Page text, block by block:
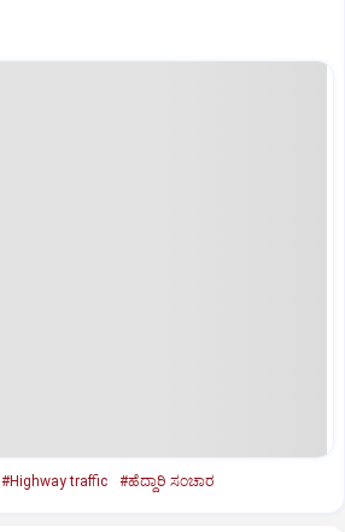
#Highway traffic #ಹೆದ್ದಾರಿ ಸಂಚಾರ